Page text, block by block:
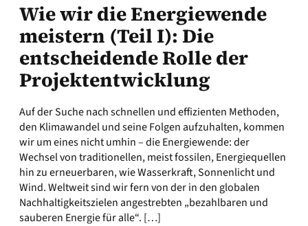
Wie wir die Energiewende
meistern (Teil I): Die
entscheidende Rolle der
Projektentwicklung
Auf der Suche nach schnellen und effizienten Methoden,
den Klimawandel und seine Folgen aufzuhalten, kommen
wir um eines nicht umhin – die Energiewende: der
Wechsel von traditionellen, meist fossilen, Energiequellen
hin zu erneuerbaren, wie Wasserkraft, Sonnenlicht und
Wind. Weltweit sind wir fern von der in den globalen
Nachhaltigkeitszielen angestrebten „bezahlbaren und
sauberen Energie für alle“. […]